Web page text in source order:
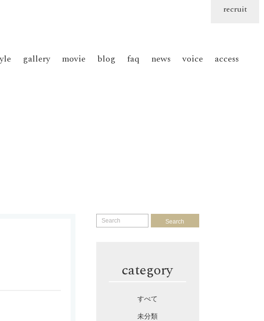
gallery movie blog faq news voice access
recruit
Search
category
すべて
未分類